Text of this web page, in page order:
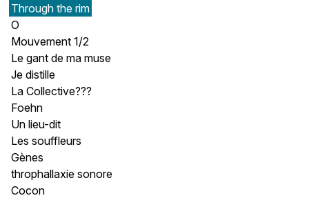
Through the rim
O
Mouvement 1/2
Le gant de ma muse
Je distille
La Collective???
Foehn
Un lieu-dit
Les souffleurs
Gènes
throphallaxie sonore
Cocon